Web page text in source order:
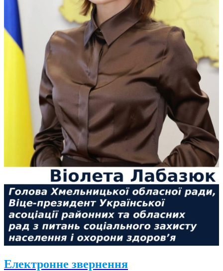
Електронне звернення